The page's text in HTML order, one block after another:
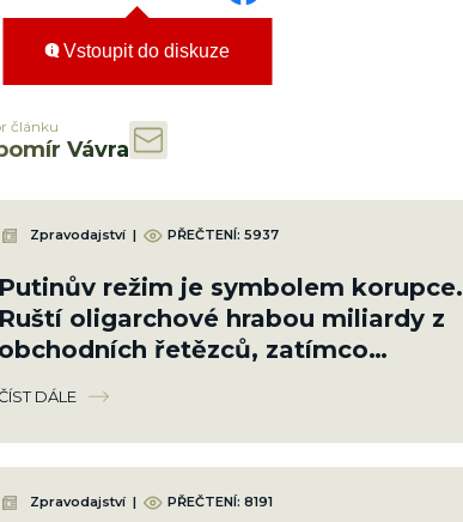
Vstoupit do diskuze
článku
Vávra
Zpravodajství | PŘEČTENÍ: 5937
Putinův režim je symbolem korupce.
Ruští oligarchové hrabou miliardy z
obchodních řetězců, zatímco
farmáři krachují
DÁLE
Zpravodajství | PŘEČTENÍ: 8191